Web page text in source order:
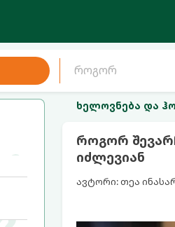
ხელოვნება და
როგორ
იძლევიან
ავტორი: თეა